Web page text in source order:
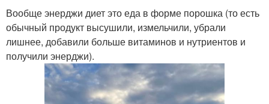
Вообще энерджи диет это еда в форме порошка (то есть
обычный продукт высушили, измельчили, убрали
лишнее, добавили больше витаминов и нутриентов и
получили энерджи).